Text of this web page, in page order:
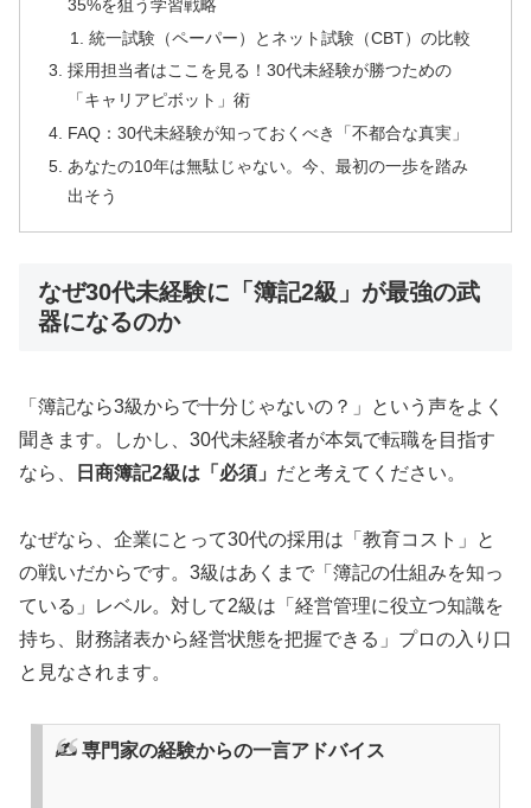
35%を狙う学習戦略
統一試験（ペーパー）とネット試験（CBT）の比較
採用担当者はここを見る！30代未経験が勝つための
「キャリアピボット」術
FAQ：30代未経験が知っておくべき「不都合な真実」
あなたの10年は無駄じゃない。今、最初の一歩を踏み
出そう
なぜ30代未経験に「簿記2級」が最強の武
器になるのか
「簿記なら3級からで十分じゃないの？」という声をよく
聞きます。しかし、30代未経験者が本気で転職を目指す
なら、
日商簿記2級は「必須」 だと考えてください。
なぜなら、企業にとって30代の採用は「教育コスト」と
の戦いだからです。3級はあくまで「簿記の仕組みを知っ
ている」レベル。対して2級は「経営管理に役立つ知識を
持ち、財務諸表から経営状態を把握できる」プロの入り口
と見なされます。
✍️ 専門家の経験からの一言アドバイス